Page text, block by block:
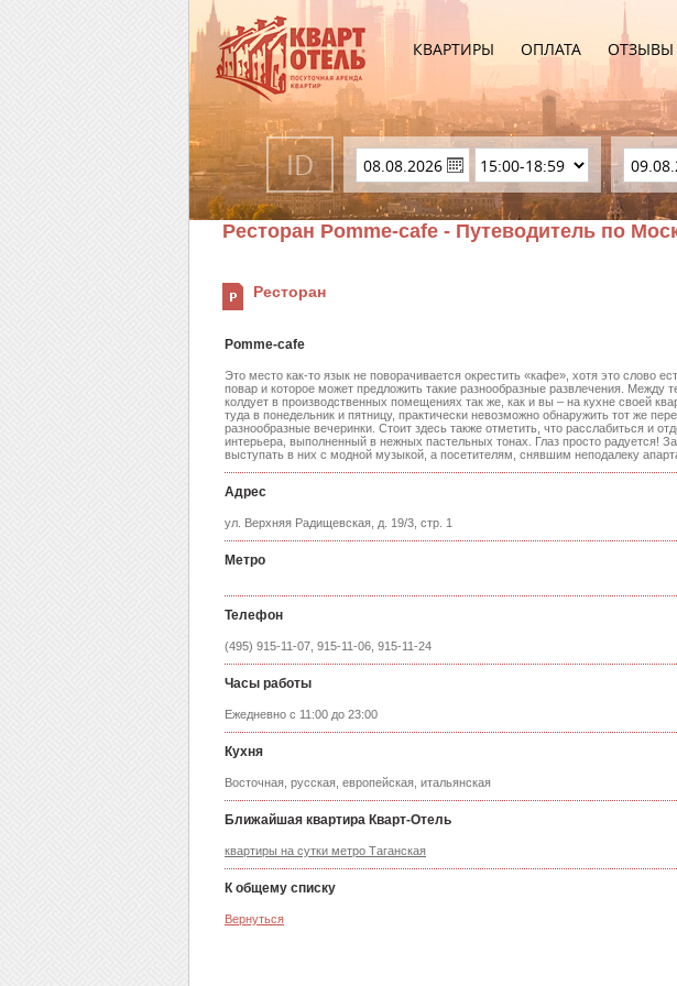
КВАРТИРЫ ОПЛАТА ОТЗЫВЫ
Ресторан Pomme-cafe - Путеводитель по
Ресторан
Pomme-cafe
Это место как-то язык не поворачивается окрестить «кафе», хотя это слово
повар и которое может предложить такие разнообразные развлечения.
колдует в производственных помещениях так же, как и вы – на кухне своей
туда в понедельник и пятницу, практически невозможно обнаружить тот же
разнообразные вечеринки. Стоит здесь также отметить, что расслабиться и
интерьера, выполненный в нежных пастельных тонах. Глаз просто радуется!
выступать в них с модной музыкой, а посетителям, снявшим неподалеку
Адрес
ул. Верхняя Радищевская, д. 19/3, стр. 1
Метро
Телефон
(495) 915-11-07, 915-11-06, 915-11-24
Часы работы
Ежедневно с 11:00 до 23:00
Кухня
Восточная, русская, европейская, итальянская
Ближайшая квартира Кварт-Отель
квартиры на сутки метро Таганская
К общему списку
Вернуться